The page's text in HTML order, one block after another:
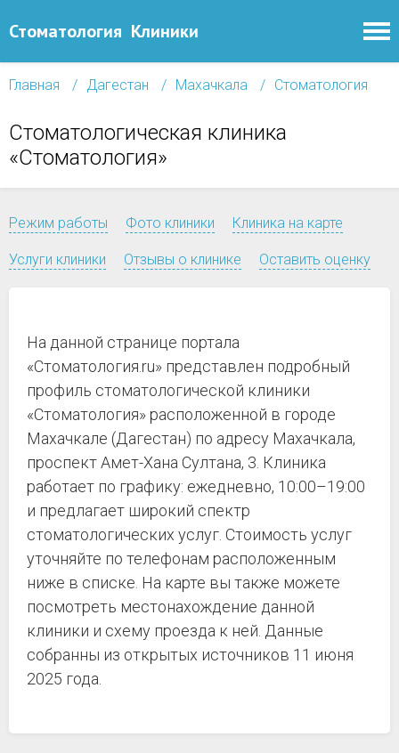
Стоматология Клиники
Главная Дагестан Махачкала Стоматология
Стоматологическая клиника
«Стоматология»
Режим работы Фото клиники Клиника на карте
Услуги клиники Отзывы о клинике Оставить оценку
На данной странице портала
«Стоматология.ru» представлен подробный
профиль стоматологической клиники
«Стоматология» расположенной в городе
Махачкале (Дагестан) по адресу Махачкала,
проспект Амет-Хана Султана, 3. Клиника
работает по графику: ежедневно, 10:00–19:00
и предлагает широкий спектр
стоматологических услуг. Стоимость услуг
уточняйте по телефонам расположенным
ниже в списке. На карте вы также можете
посмотреть местонахождение данной
клиники и схему проезда к ней. Данные
собранны из открытых источников 11 июня
2025 года.